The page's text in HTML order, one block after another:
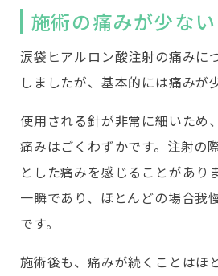
施術の痛みが少ない
涙袋ヒアルロン酸注射の痛みに
しましたが、基本的には痛みが
使用される針が非常に細いため
痛みはごくわずかです。注射の
とした痛みを感じることがあり
一瞬であり、ほとんどの場合我
です。
施術後も、痛みが続くことはほ